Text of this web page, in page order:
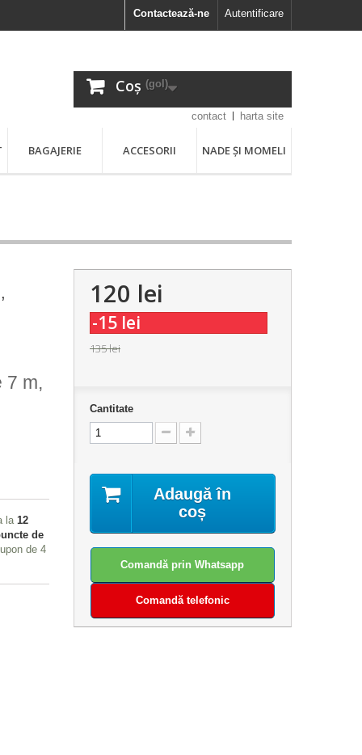
Autentificare
Contactează-ne
Coș (gol)
contact harta site
BAGAJERIE ACCESORII NADE ȘI MOMELI
7 m,
la 12
de
de 4
120 lei
-15 lei
135 lei
Cantitate
Adaugă în
coș
Comandă prin Whatsapp
Comandă telefonic